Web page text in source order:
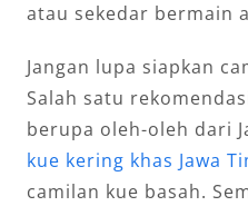
atau sekedar bermain
Jangan lupa siapkan
Salah satu
berupa oleh-oleh dari
kue kering khas Jawa
camilan kue basah.